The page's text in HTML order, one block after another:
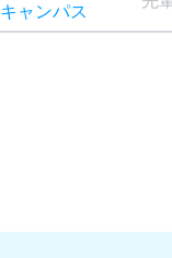
キャンパス